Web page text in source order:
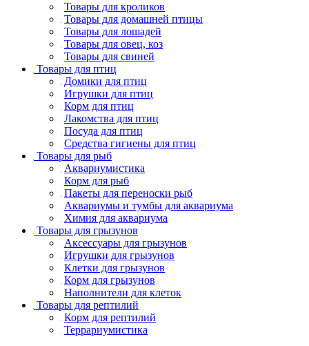
Товары для кроликов
Товары для домашней птицы
Товары для лошадей
Товары для овец, коз
Товары для свиней
Товары для птиц
Домики для птиц
Игрушки для птиц
Корм для птиц
Лакомства для птиц
Посуда для птиц
Средства гигиены для птиц
Товары для рыб
Аквариумистика
Корм для рыб
Пакеты для переноски рыб
Аквариумы и тумбы для аквариума
Химия для аквариума
Товары для грызунов
Аксессуары для грызунов
Игрушки для грызунов
Клетки для грызунов
Корм для грызунов
Наполнители для клеток
Товары для рептилий
Корм для рептилий
Террариумистика